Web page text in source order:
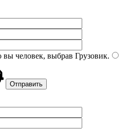
вы человек, выбрав Грузовик.